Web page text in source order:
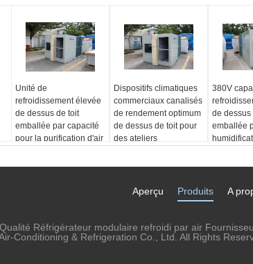
Unité de
refroidissement élevée
de dessus de toit
emballée par capacité
pour la purification d'air
Dispositifs climatiques
commerciaux canalisés
de rendement optimum
de dessus de toit pour
des ateliers
380V
de dessus
emballée
A
Produits
Aperçu
Réfrigérateur modulaire refroidi par air
Conditioning & Refrigeration Co., Ltd. All Rights